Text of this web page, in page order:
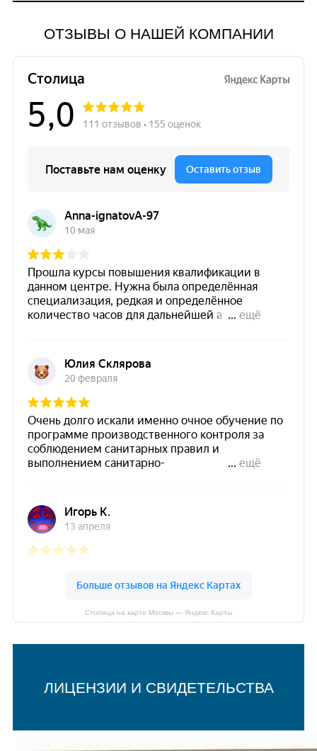
ОТЗЫВЫ О НАШЕЙ КОМПАНИИ
Столица на карте Москвы — Яндекс Карты
ЛИЦЕНЗИИ И СВИДЕТЕЛЬСТВА